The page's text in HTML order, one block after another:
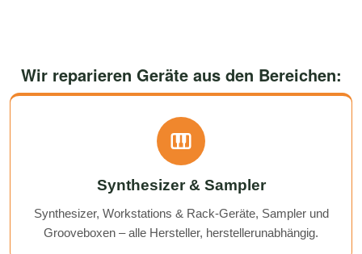
Wir reparieren Geräte aus den Bereichen:
Synthesizer & Sampler
Synthesizer, Workstations & Rack-Geräte, Sampler und
Grooveboxen – alle Hersteller, herstellerunabhängig.